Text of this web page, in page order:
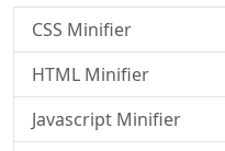
CSS Minifier
HTML Minifier
Javascript Minifier